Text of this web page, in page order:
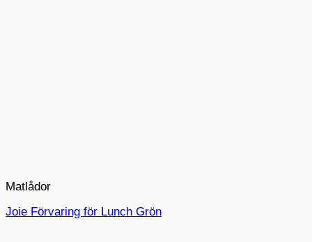
Matlådor
Joie Förvaring för Lunch Grön